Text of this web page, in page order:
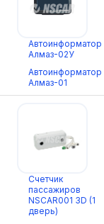
Автоинформатор
Алмаз-02У
Автоинформатор
Алмаз-01
Счетчик
пассажиров
NSCAR001 3D (1
дверь)